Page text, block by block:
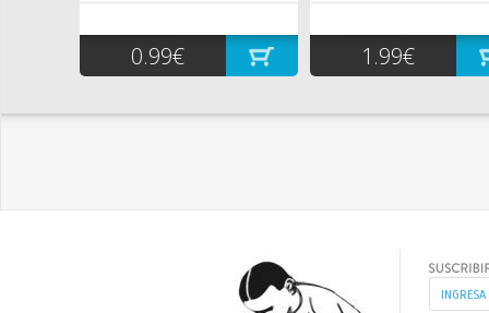
0.99€ 1.99€